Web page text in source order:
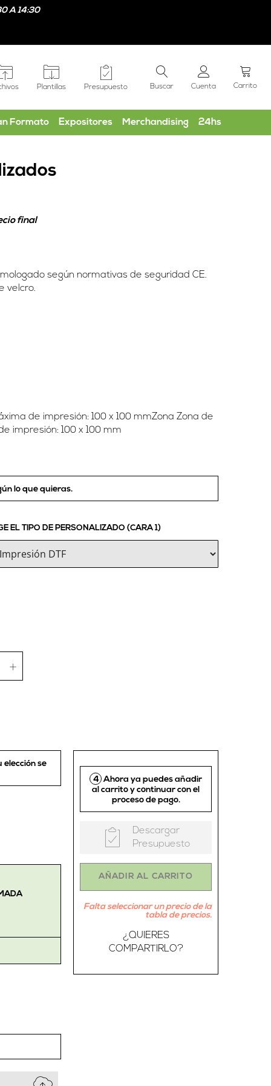
A 14:30
Plantillas Presupuesto Buscar Cuenta Carrito
Formato Expositores Merchandising 24hs
final
según normativas de seguridad CE.
velcro.
de impresión: 100 x 100 mmZona Zona de
impresión: 100 x 100 mm
lo que quieras.
EL TIPO DE PERSONALIZADO (CARA 1)
elección se
4 Ahora ya puedes añadir
al carrito y continuar con el
proceso de pago.
Descargar
Presupuesto
AÑADIR AL CARRITO
Falta seleccionar un precio de la
tabla de precios.
¿QUIERES
COMPARTIRLO?